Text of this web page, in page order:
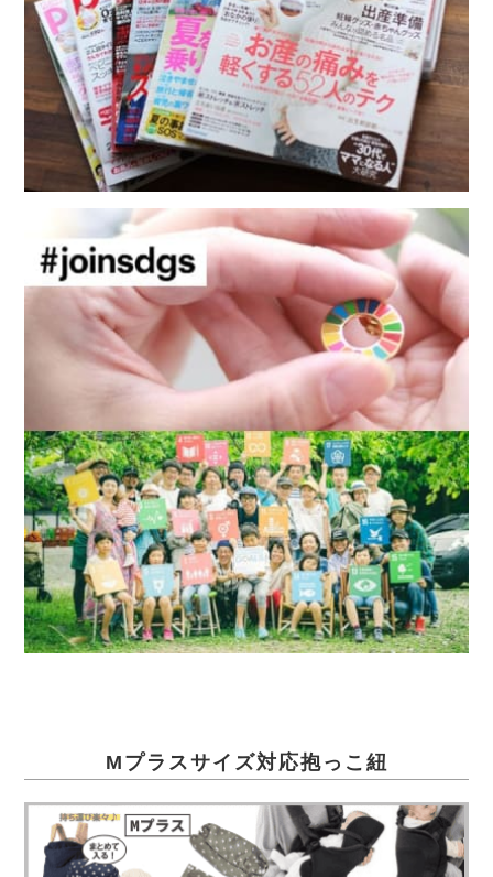
Mプラスサイズ対応抱っこ紐